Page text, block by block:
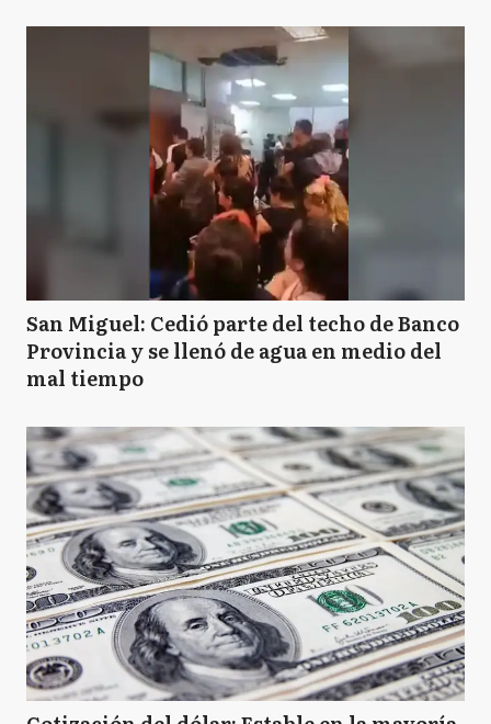
San Miguel: Cedió parte del techo de Banco
Provincia y se llenó de agua en medio del
mal tiempo